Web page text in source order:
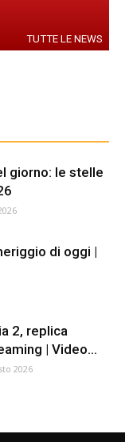
TUTTE LE NEWS
giorno: le stelle
di oggi |
2, replica
| Video...
2026